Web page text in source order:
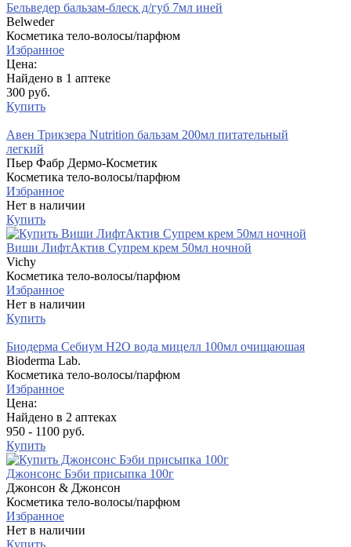
Бельведер бальзам-блеск д/губ 7мл иней
Belweder
Косметика тело-волосы/парфюм
Избранное
Цена:
Найдено в 1 аптеке
300 руб.
Купить
Авен Трикзера Nutrition бальзам 200мл питательный
легкий
Пьер Фабр Дермо-Косметик
Косметика тело-волосы/парфюм
Избранное
Нет в наличии
Купить
Виши ЛифтАктив Супрем крем 50мл ночной
Vichy
Косметика тело-волосы/парфюм
Избранное
Нет в наличии
Купить
Биодерма Себиум H2O вода мицелл 100мл очищаюшая
Bioderma Lab.
Косметика тело-волосы/парфюм
Избранное
Цена:
Найдено в 2 аптеках
950 - 1100 руб.
Купить
Джонсонс Бэби присыпка 100г
Джонсон & Джонсон
Косметика тело-волосы/парфюм
Избранное
Нет в наличии